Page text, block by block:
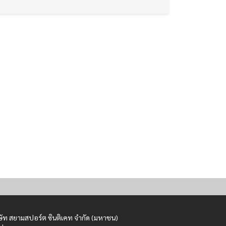
สยามสปอร์ต ซินติเคท จำกัด (มหาชน)